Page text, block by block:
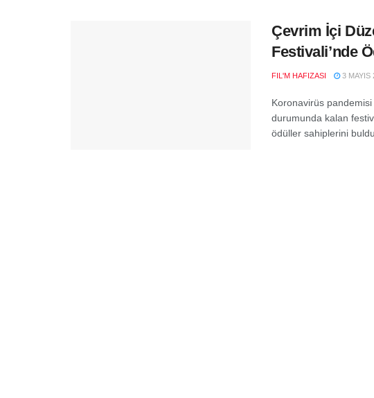
Çevrim İçi
Festivali’nde
FIL'M HAFIZASI 3 MAYIS
Koronavirüs
durumunda kalan
ödüller sahiplerini